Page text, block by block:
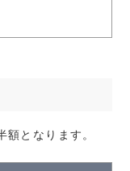
となります。